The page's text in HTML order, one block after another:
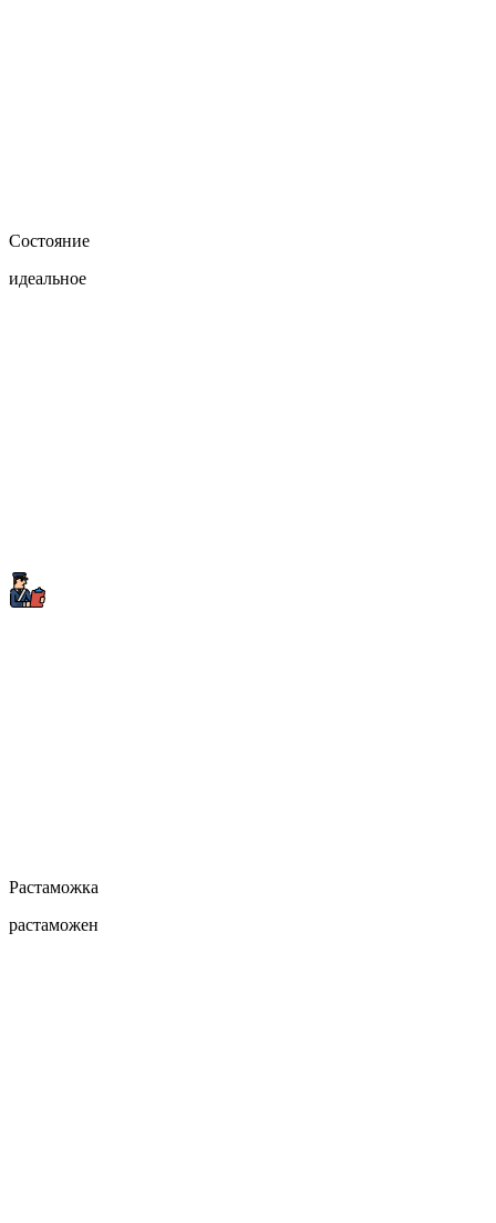
Состояние
идеальное
Растаможка
растаможен